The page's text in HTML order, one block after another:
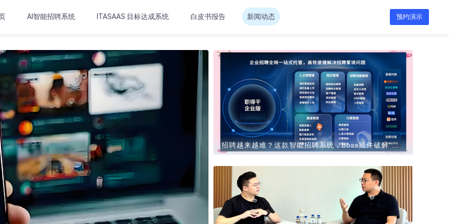
AI智能招聘系统 ITASAAS 目标达成系统 白皮书报告 新闻动态 预约演示
招聘越来越难？这款智能招聘系统，boss插件破解“用人荒”